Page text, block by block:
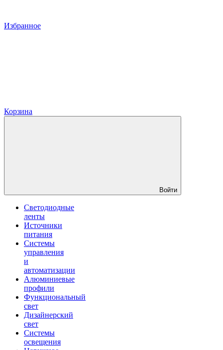
Избранное
Корзина
Войти
Светодиодные
ленты
Источники
питания
Системы
управления
и
автоматизации
Алюминиевые
профили
Функциональный
свет
Дизайнерский
свет
Системы
освещения